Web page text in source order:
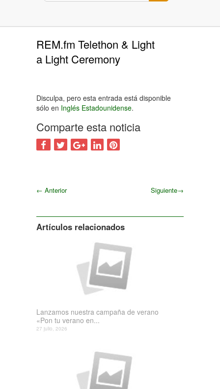
REM.fm Telethon & Light
a Light Ceremony
Disculpa, pero esta entrada está disponible
sólo en Inglés Estadounidense.
Comparte esta noticia
← Anterior Siguiente→
Artículos relacionados
Lanzamos nuestra campaña de verano
«Pon tu verano en...
27 julio, 2026